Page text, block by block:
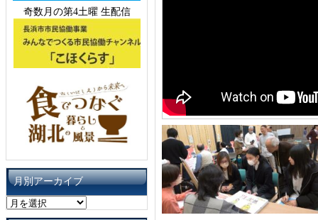
奇数月の第4土曜 生配信
月別アーカイブ
月
別